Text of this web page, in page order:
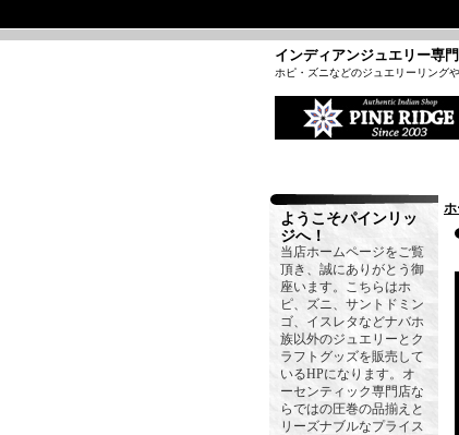
インディアンジュエリー専
ホピ・ズニなどのジュエリーリング
ようこそパインリッ
ジへ！
当店ホームページをご覧
頂き、誠にありがとう御
座います。こちらはホ
ピ、ズニ、サントドミン
ゴ、イスレタなどナバホ
族以外のジュエリーとク
ラフトグッズを販売して
いるHPになります。オ
ーセンティック専門店な
らではの圧巻の品揃えと
リーズナブルなプライス